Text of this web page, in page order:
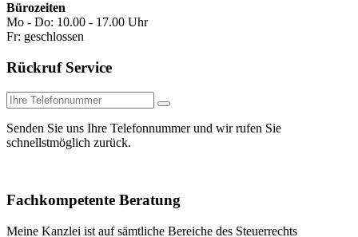
Bürozeiten
Mo - Do: 10.00 - 17.00 Uhr
Fr: geschlossen
Rückruf Service
Senden Sie uns Ihre Telefonnummer und wir rufen Sie
schnellstmöglich zurück.
Fachkompetente Beratung
Meine Kanzlei ist auf sämtliche Bereiche des Steuerrechts